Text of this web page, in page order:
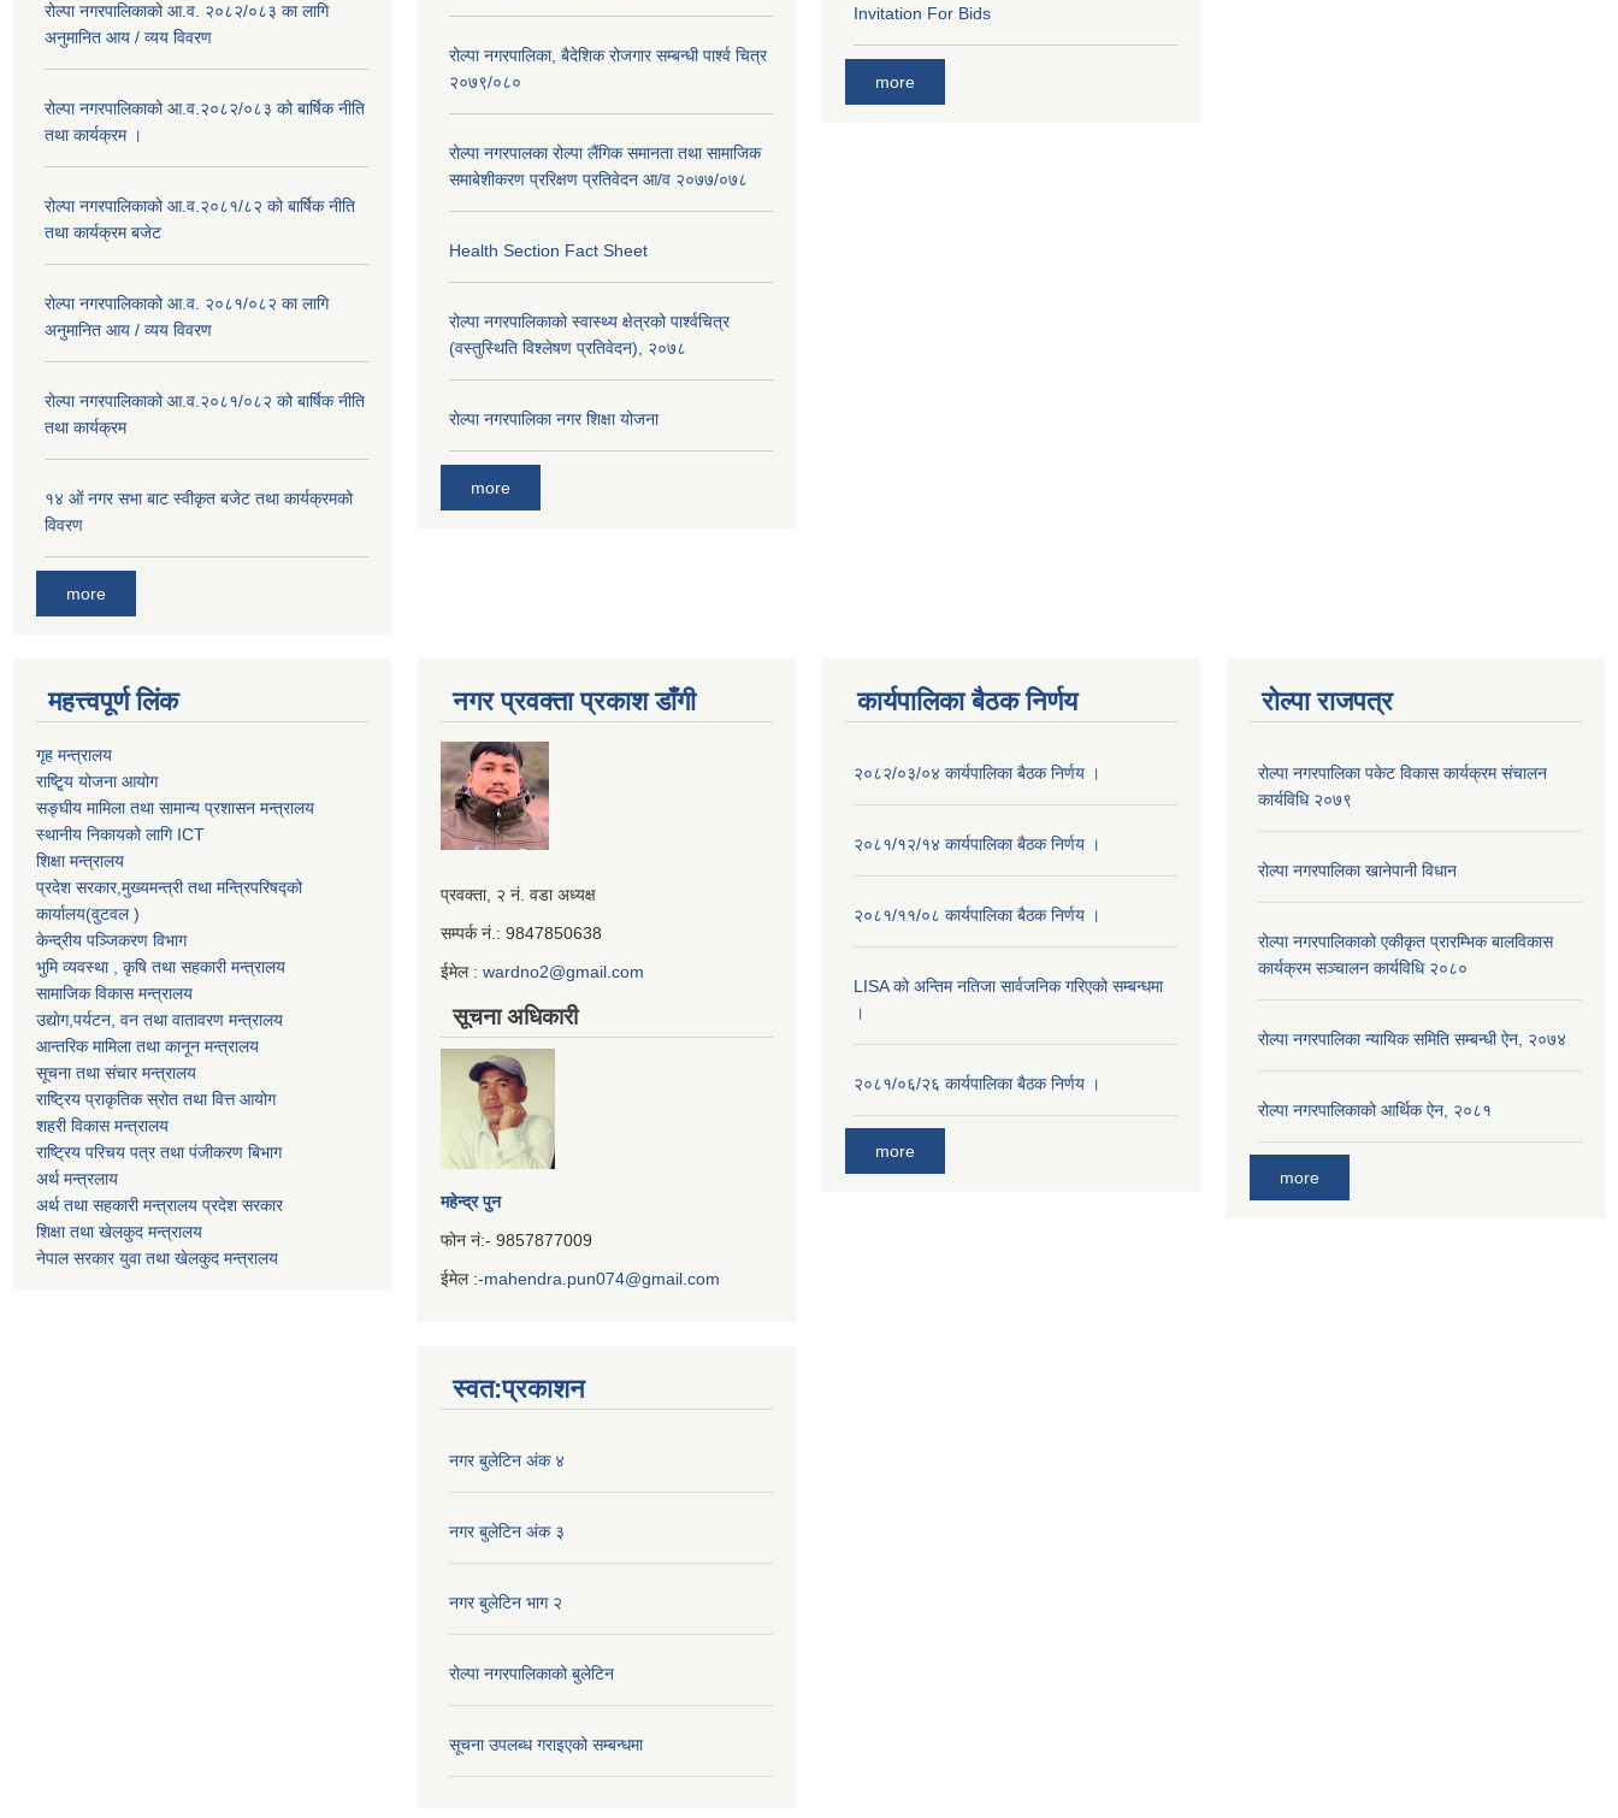
रोल्पा नगरपालिकाको आ.व. २०८२/०८३ का लागि
अनुमानित आय / व्यय विवरण
रोल्पा नगरपालिकाको आ.व.२०८२/०८३ को बार्षिक नीति
तथा कार्यक्रम ।
रोल्पा नगरपालिकाको आ.व.२०८१/८२ को बार्षिक नीति
तथा कार्यक्रम बजेट
रोल्पा नगरपालिकाको आ.व. २०८१/०८२ का लागि
अनुमानित आय / व्यय विवरण
रोल्पा नगरपालिकाको आ.व.२०८१/०८२ को बार्षिक नीति
तथा कार्यक्रम
१४ ओं नगर सभा बाट स्वीकृत बजेट तथा कार्यक्रमको
विवरण
more
रोल्पा नगरपालिका, बैदेशिक रोजगार सम्बन्धी पार्श्व चित्र
२०७९/०८०
रोल्पा नगरपालका रोल्पा लैंगिक समानता तथा सामाजिक
समाबेशीकरण प्ररिक्षण प्रतिवेदन आ/व २०७७/०७८
Health Section Fact Sheet
रोल्पा नगरपालिकाको स्वास्थ्य क्षेत्रको पार्श्वचित्र
(वस्तुस्थिति विश्लेषण प्रतिवेदन), २०७८
रोल्पा नगरपालिका नगर शिक्षा योजना
more
Invitation For Bids
more
महत्त्वपूर्ण लिंक
गृह मन्त्रालय
राष्टि्ृय योजना आयोग
सङ्घीय मामिला तथा सामान्य प्रशासन मन्त्रालय
स्थानीय निकायको लागि ICT
शिक्षा मन्त्रालय
प्रदेश सरकार,मुख्यमन्त्री तथा मन्त्रिपरिषद्को
कार्यालय(वुटवल )
केन्द्रीय पञ्जिकरण विभाग
भुमि व्यवस्था , कृषि तथा सहकारी मन्त्रालय
सामाजिक विकास मन्त्रालय
उद्याेग,पर्यटन, वन तथा वातावरण मन्त्रालय
आन्तरिक मामिला तथा कानून मन्त्रालय
सूचना तथा संचार मन्त्रालय
राष्ट्रिय प्राकृतिक स्रोत तथा वित्त आयोग
शहरी विकास मन्त्रालय
राष्ट्रिय परिचय पत्र तथा पंजीकरण बिभाग
अर्थ मन्त्रलाय
अर्थ तथा सहकारी मन्त्रालय प्रदेश सरकार
शिक्षा तथा खेलकुद मन्‍‍त्रालय
नेपाल सरकार युवा तथा खेलकुद मन्त्रालय
नगर प्रवक्ता प्रकाश डाँगी
Iframe
Generator
प्रवक्ता, २ नं. वडा अध्यक्ष
सम्पर्क नं.: 9847850638
ईमेल : wardno2@gmail.com
सूचना अधिकारी
महेन्द्र पुन
फोन नं:- 9857877009
ईमेल :-mahendra.pun074@gmail.com
स्वत:प्रकाशन
नगर बुलेटिन अंक ४
नगर बुलेटिन अंक ३
नगर बुलेटिन भाग २
रोल्पा नगरपालिकाको बुलेटिन
सूचना उपलब्ध गराइएको सम्बन्धमा
कार्यपालिका बैठक निर्णय
२०८२/०३/०४ कार्यपालिका बैठक निर्णय ।
२०८१/१२/१४ कार्यपालिका बैठक निर्णय ।
२०८१/११/०८ कार्यपालिका बैठक निर्णय ।
LISA को अन्तिम नतिजा सार्वजनिक गरिएको सम्बन्धमा
।
२०८१/०६/२६ कार्यपालिका बैठक निर्णय ।
more
रोल्पा राजपत्र
रोल्पा नगरपालिका पकेट विकास कार्यक्रम संचालन
कार्यविधि २०७९
रोल्पा नगरपालिका खानेपानी विधान
रोल्पा नगरपालिकाको एकीकृत प्रारम्भिक बालविकास
कार्यक्रम सञ्चालन कार्यविधि २०८०
रोल्पा नगरपालिका न्यायिक समिति सम्बन्धी ऐन, २०७४
रोल्पा नगरपालिकाको आर्थिक ऐन, २०८१
more